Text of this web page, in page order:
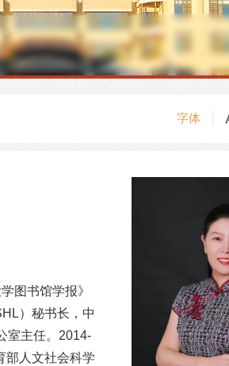
报告 数据库 电子图书和电子
借 新书通报 专利数据
字体
图书馆学报》
）秘书长，中
室主任。2014-
部人文社会科学